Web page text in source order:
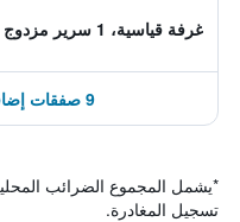
غرفة قياسية، 1 سرير مزدوج
9 صفقات إضافية ابتداءً من 158 ﷼
*يشمل المجموع الضرائب
تسجيل المغادرة.